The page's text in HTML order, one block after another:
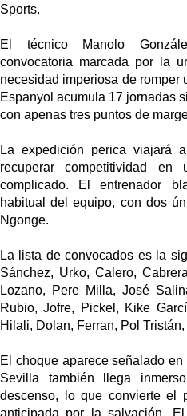
Sports.
El técnico Manolo
convocatoria marcada por la
necesidad imperiosa de romper
Espanyol acumula 17 jornadas
con apenas tres puntos de
La expedición perica viajará
recuperar competitividad en
complicado. El entrenador
habitual del equipo, con dos
Ngonge.
La lista de convocados es la
Sánchez, Urko, Calero,
Lozano, Pere Milla, José
Rubio, Jofre, Pickel, Kike
Hilali, Dolan, Ferran, Pol
El choque aparece señalado
Sevilla también llega
descenso, lo que convierte el